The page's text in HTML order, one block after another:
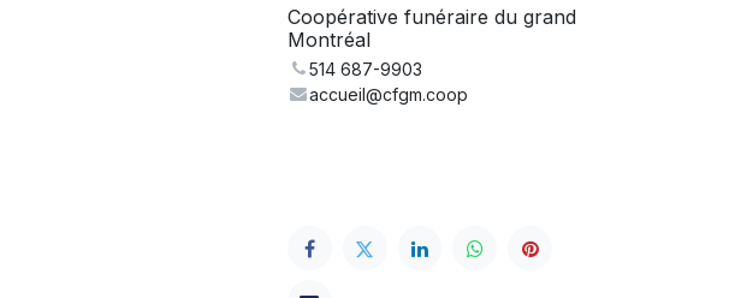
Coopérative funéraire du grand
Montréal
514 687-9903
accueil@cfgm.coop